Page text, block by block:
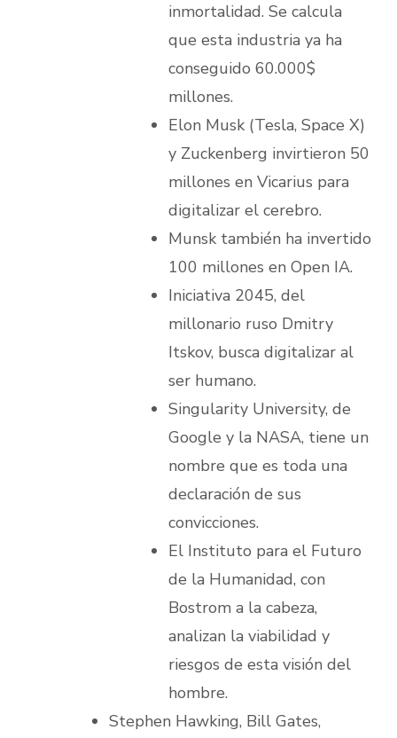
inmortalidad. Se calcula
que esta industria ya ha
conseguido 60.000$
millones.
Elon Musk (Tesla, Space X)
y Zuckenberg invirtieron 50
millones en Vicarius para
digitalizar el cerebro.
Munsk también ha invertido
100 millones en Open IA.
Iniciativa 2045, del
millonario ruso Dmitry
Itskov, busca digitalizar al
ser humano.
Singularity University, de
Google y la NASA, tiene un
nombre que es toda una
declaración de sus
convicciones.
El Instituto para el Futuro
de la Humanidad, con
Bostrom a la cabeza,
analizan la viabilidad y
riesgos de esta visión del
hombre.
Stephen Hawking, Bill Gates,